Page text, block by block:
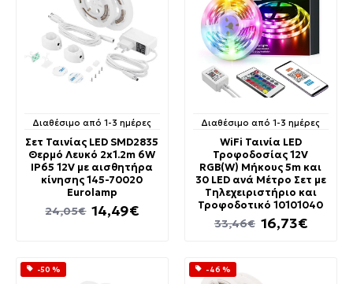
Διαθέσιμο από 1-3 ημέρες
Σετ Ταινίας LED SMD2835
Θερμό Λευκό 2x1.2m 6W
IP65 12V με αισθητήρα
κίνησης 145-70020
Eurolamp
14,49€
24,05€
Διαθέσιμο από 1-3 ημέρες
WiFi Ταινία LED
Τροφοδοσίας 12V
RGB(W) Μήκους 5m και
30 LED ανά Μέτρο Σετ με
Τηλεχειριστήριο και
Τροφοδοτικό 10101040
16,73€
33,46€
-50 % -46 %